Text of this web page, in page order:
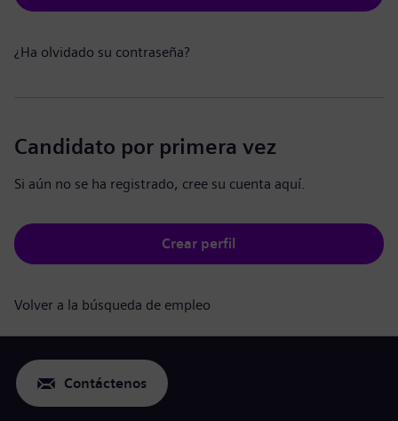
¿Ha olvidado su contraseña?
Candidato por primera vez
Si aún no se ha registrado, cree su cuenta aquí.
Crear perfil
Volver a la búsqueda de empleo
Contáctenos